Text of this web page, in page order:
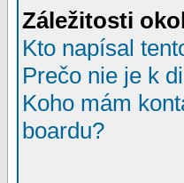
Záležitosti
Kto napísal
Prečo nie je k
Koho mám
boardu?